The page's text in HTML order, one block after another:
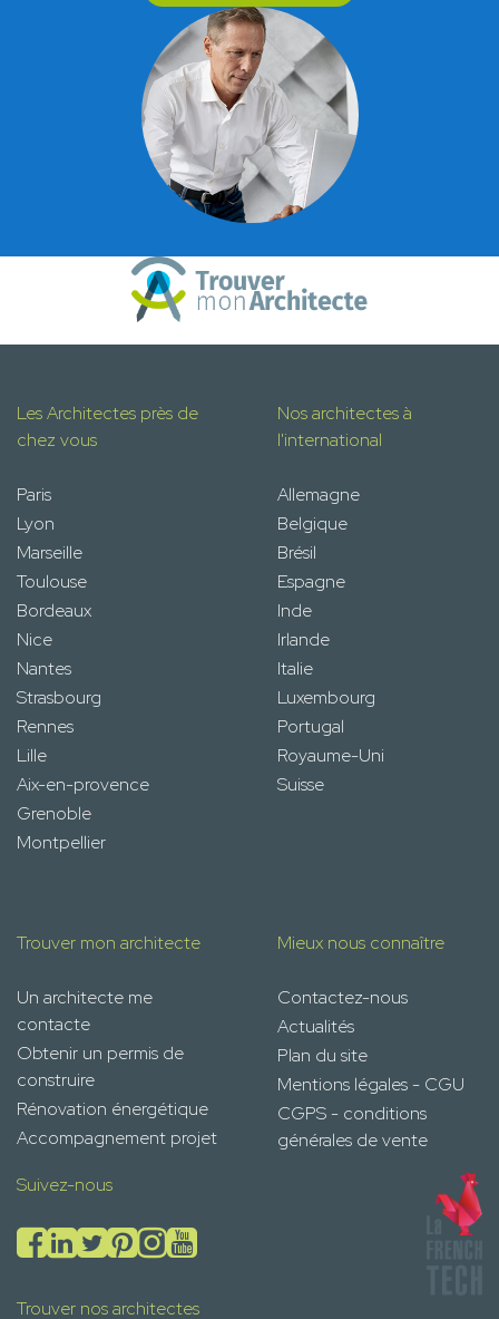
Les Architectes près de
chez vous
Paris
Lyon
Marseille
Toulouse
Bordeaux
Nice
Nantes
Strasbourg
Rennes
Lille
Aix-en-provence
Grenoble
Montpellier
Nos architectes à
l'international
Allemagne
Belgique
Brésil
Espagne
Inde
Irlande
Italie
Luxembourg
Portugal
Royaume-Uni
Suisse
Trouver mon architecte
Un architecte me
contacte
Obtenir un permis de
construire
Rénovation énergétique
Accompagnement projet
Mieux nous connaître
Contactez-nous
Actualités
Plan du site
Mentions légales - CGU
CGPS - conditions
générales de vente
Suivez-nous
Trouver nos architectes